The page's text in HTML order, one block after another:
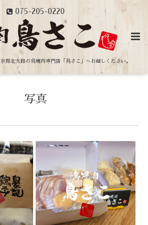
075-205-0220
京都北大路の鳥焼肉専門店「鳥さこ」へお越しください。
写真